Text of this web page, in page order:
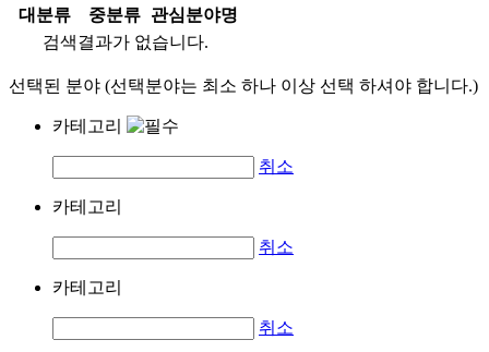
대분류
중분류
관심분야명
검색결과가 없습니다.
선택된 분야 (선택분야는 최소 하나 이상 선택 하셔야 합니다.)
카테고리
취소
카테고리
취소
카테고리
취소